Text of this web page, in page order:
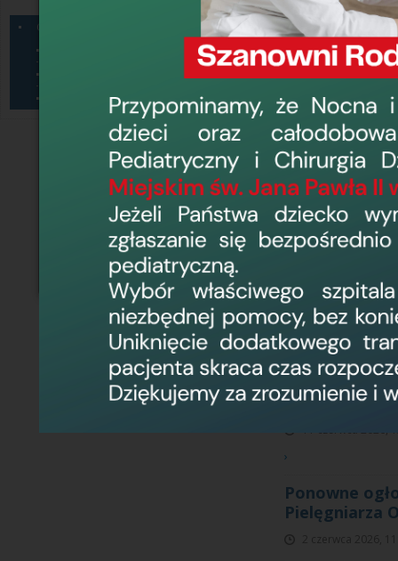
Ogłoszenia
Ponowne
Oddziałowych
20 lipca 2026,
Dyrektor
Radą Pielęgniarek i
Oddziałowej /
Oddziału
Ponowny
17 czerwca 2026,
Pielęgniarza
kwalifikacje zgodne
Ogłoszenie
zdrowotnych
- Położniczą
11 czerwca 2026,
›
Ponowne
Pielęgniarza